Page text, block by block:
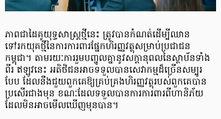
ភាពជាដៃគូយុទ្ធសាស្ត្រថ្មីនេះ ត្រូវបានកំណត់ដើម្បីឈាន​
ទៅរកយុគថ្មីនៃការការពារ​ផ្នែក​ហិរញ្ញវត្ថុ​សម្រាប់ប្រជាជន
កម្ពុជា។ តាមរយៈការរួមបញ្ចូលគ្នានូវសក្តានុពលនៃស្ថាប័នទាំង
ពីរ ឥឡូវនេះ អតិថិជន​អាចទទួលបានសេវាកម្មដ៏ច្រើនសម្បូរ
បែប ដែលនឹងជួយពួកគេឱ្យគ្រប់គ្រងហិរញ្ញវត្ថុរបស់ពួកគេបាន​
ប្រសើរ​ជាងមុន ខណៈដែលទទួលបានការការពារពីហានិភ័យ
ដែលមិនអាចមើលឃើញមុនបាន។